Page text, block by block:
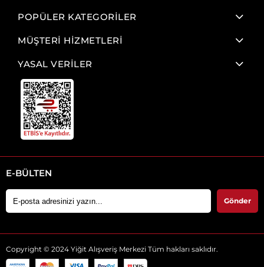
POPÜLER KATEGORİLER
MÜŞTERİ HİZMETLERİ
YASAL VERİLER
E-BÜLTEN
Gönder
Copyright © 2024 Yiğit Alışveriş Merkezi Tüm hakları saklıdır.